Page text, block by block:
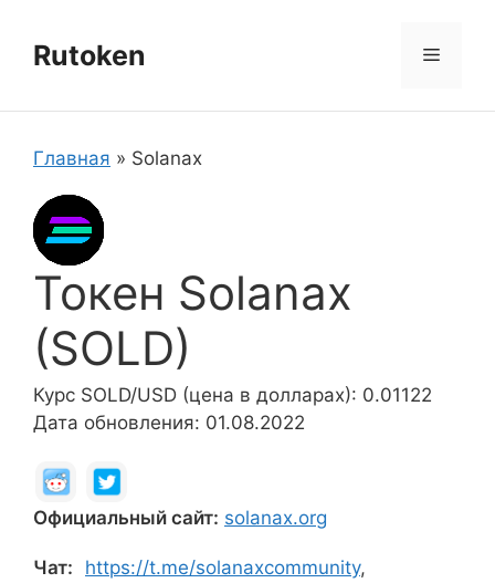
содержимому
Rutoken Меню
Главная » Solanax
Токен Solanax
(SOLD)
Курс SOLD/USD (цена в долларах): 0.01122
Дата обновления: 01.08.2022
Официальный сайт: solanax.org
Чат: https://t.me/solanaxcommunity,